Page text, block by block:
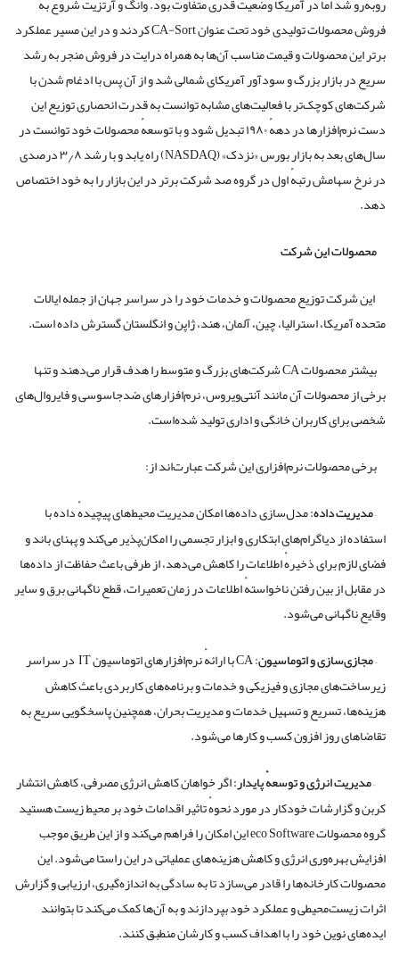
فروش محصولات تولیدی خود تحت عنوان CA-Sort کردند و در این مسیر عملکرد
بر‌تر این محصولات و قیمت مناسب آن‌ها به همراه درایت در فروش منجر به رشد
سریع در بازار بزرگ و سودآور آمریکای شمالی شد و از آن پس با ادغام شدن با
شرکت‌های کوچک‌تر با فعالیت‌های مشابه توانست به قدرت انحصاری توزیع این
دست نرم‌افزار‌ها در دههٔ ۱۹۸۰ تبدیل شود و با توسعهٔ محصولات خود توانست در
سال‌های بعد به بازار بورس «نزدک» (NASDAQ) راه یابد و با رشد ۳٫۸ درصدی
در نرخ سهامش رتبهٔ اول در گروه صد شرکت بر‌تر در این بازار را به خود اختصاص
دهد.
محصولات این شرکت
این شرکت توزیع محصولات و خدمات خود را در سراسر جهان از جمله ایالات‌
متحده‌ آمریکا، استرالیا، چین، آلمان، هند، ژاپن و انگلستان گسترش داده است.
بیشتر محصولات CA شرکت‌های بزرگ و متوسط را هدف قرار می‌دهند و تنها
برخی از محصولات آن مانند آنتی‌ویروس، نرم‌افزارهای ضدجاسوسی و فایروال‌های
شخصی برای کاربران خانگی و اداری تولید شده‌است.
برخی محصولات نرم‌افزاری این شرکت عبارت‌اند از:
–مدیریت داده:مدل‌سازی داده‌ها امکان مدیریت محیط‌های پیچیدهٔ داده‌ با
استفاده از دیاگرام‌های ابتکاری و ابزار تجسمی را امکان‌پذیر می‌کند و پهنای باند و
فضای لازم برای ذخیرهٔ اطلاعات را کاهش می‌دهد، از طرفی باعث حفاظت از داده‌ها
در مقابل از بین رفتن ناخواستهٔ اطلاعات در زمان تعمیرات، قطع ناگهانی برق و سایر
وقایع ناگهانی می‌شود.
–مجازیسازی و اتوماسیون
: CA با ارائهٔ نرم‌افزارهای اتوماسیون IT در سراسر
زیرساخت‌های مجازی و فیزیکی و خدمات و برنامه‌های کاربردی باعث کاهش
هزینه‌ها، تسریع و تسهیل خدمات و مدیریت بحران، همچنین پاسخگویی سریع به
تقاضاهای روز افزون کسب‌ و ‌کار‌ها می‌شود.
–مدیریت انرژی و توسعهٔ پایدار:اگر خواهان کاهش انرژی مصرفی، کاهش انتشار
کربن و گزارشات خودکار در مورد نحوهٔ تاثیر اقدامات خود بر محیط ‌زیست هستید
گروه محصولات eco Software این امکان را فراهم می‌کند و از این طریق موجب
افزایش بهره‌وری انرژی و کاهش هزینه‌های عملیاتی در این راستا می‌شود. این
محصولات کارخانه‌ها را قادر می‌سازد تا به سادگی به اندازه‌گیری، ارزیابی و گزارش
اثرات زیست‌محیطی و عملکرد خود بپردازند و به آن‌ها کمک می‌کند تا بتوانند
ایده‌های نوین خود را با اهداف کسب‌ و‌ کارشان منطبق کنند.